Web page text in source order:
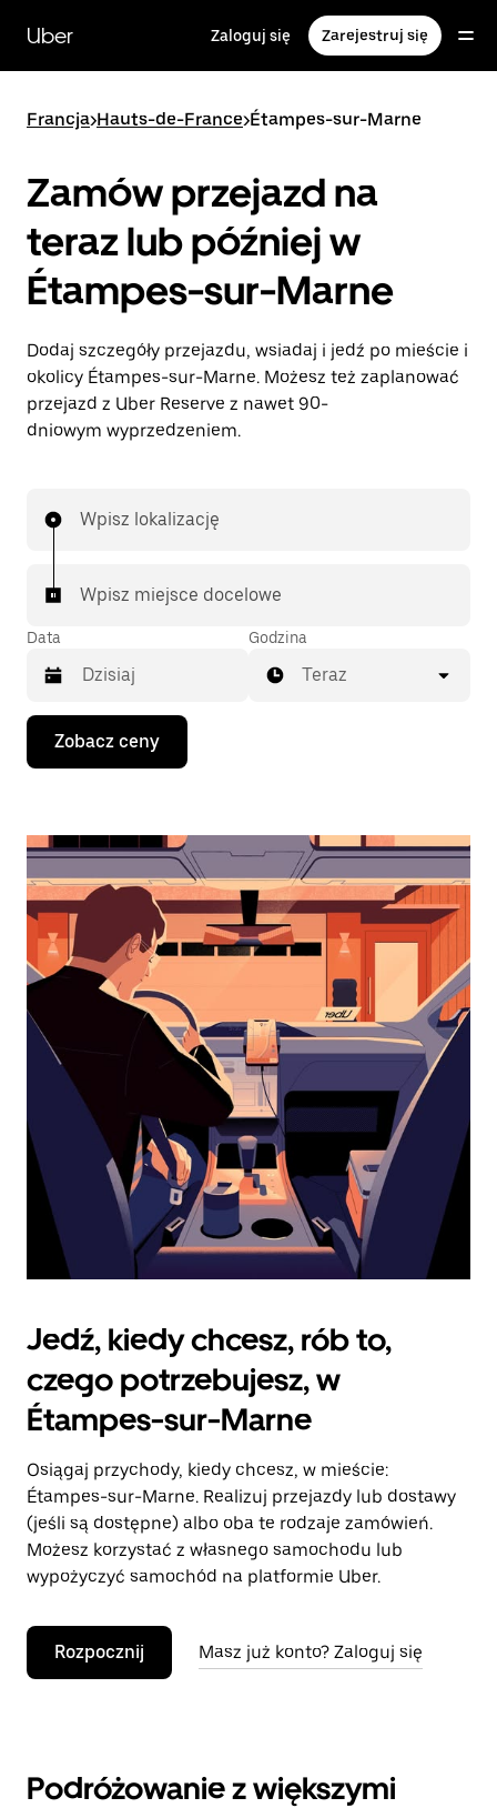
głównej
zawartości
Uber Zaloguj się Zarejestruj się
Francja>Hauts-de-France>Étampes-sur-Marne
Zamów przejazd na
teraz lub później w
Étampes-sur-Marne
Dodaj szczegóły przejazdu, wsiadaj i jedź po mieście i
okolicy Étampes-sur-Marne. Możesz też zaplanować
przejazd z Uber Reserve z nawet 90-
dniowym wyprzedzeniem.
Wpisz lokalizację
Wpisz miejsce docelowe
Data
Naciśnij
klawisz
strzałki
do
i wybrać
datę.
Naciśnij
klawisz
„Escape”,
aby
zamknąć
kalendarz.
Godzina
Teraz
Zobacz ceny
Jedź, kiedy chcesz, rób to,
czego potrzebujesz, w
Étampes-sur-Marne
Osiągaj przychody, kiedy chcesz, w mieście:
Étampes-sur-Marne. Realizuj przejazdy lub dostawy
(jeśli są dostępne) albo oba te rodzaje zamówień.
Możesz korzystać z własnego samochodu lub
wypożyczyć samochód na platformie Uber.
Rozpocznij Masz już konto? Zaloguj się
Podróżowanie z większymi